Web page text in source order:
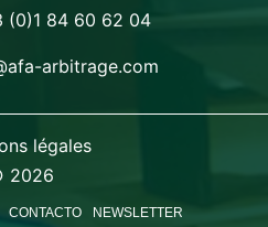
(0)1 84 60 62 04
arbitrage.com
légales
2026
CONTACTO NEWSLETTER